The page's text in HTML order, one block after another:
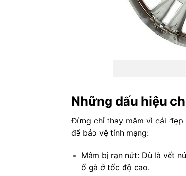
Những dấu hiệu
Đừng chỉ thay mâm vì cái
để bảo vệ tính mạng:
Mâm bị rạn nứt: Dù là vết
ổ gà ở tốc độ cao.